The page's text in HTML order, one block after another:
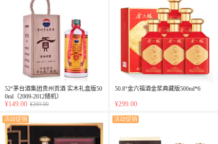
52°茅台酒集团贵州贡酒 实木礼盒版50
0ml（2009-2012随机）
¥149.00 ¥269.00
50.8°金六福酒金浆典藏版500ml*6
¥299.00
活动促销 活动促销